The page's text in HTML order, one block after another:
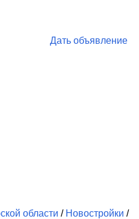
Дать объявление
области / Новостройки /